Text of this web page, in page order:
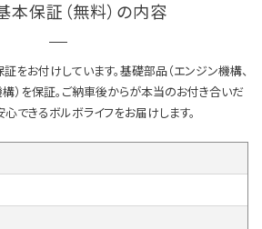
本保証（無料）の内容
をお付けしています。基礎部品（エンジン機構、
構）を保証。ご納車後からが本当のお付き合いだ
心できるボルボライフをお届けします。